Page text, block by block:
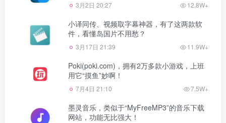
3月2日 20:27 12.8W+
小译同传、视频取字幕神器，有了这两款软
件，看懂岛国片不用愁？
3月17日 21:39 11.9W+
Poki(poki.com)，拥有2万多款小游戏，上班
用它“摸鱼”妙啊！
7月4日 21:10 7.5W+
墨灵音乐，类似于“MyFreeMP3”的音乐下载
网站，功能无比强大！